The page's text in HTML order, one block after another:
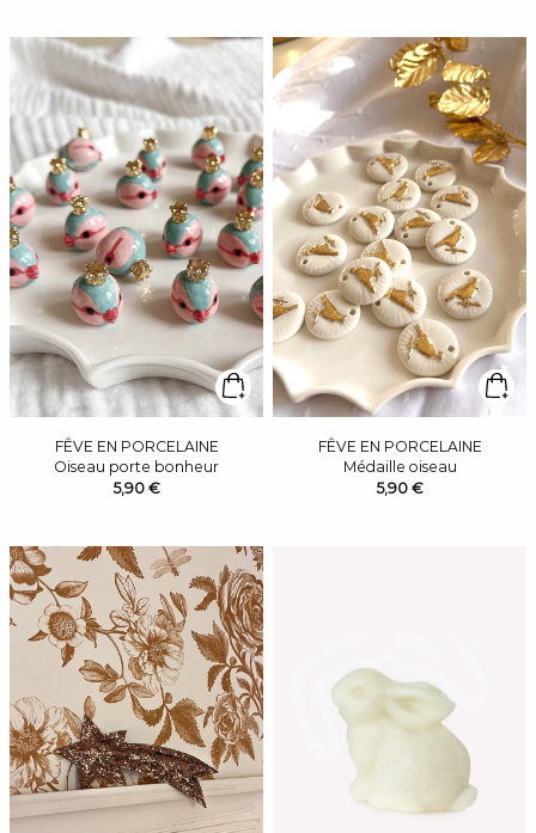
FÊVE EN PORCELAINE
Oiseau porte bonheur
5,90 €
FÊVE EN PORCELAINE
Médaille oiseau
5,90 €